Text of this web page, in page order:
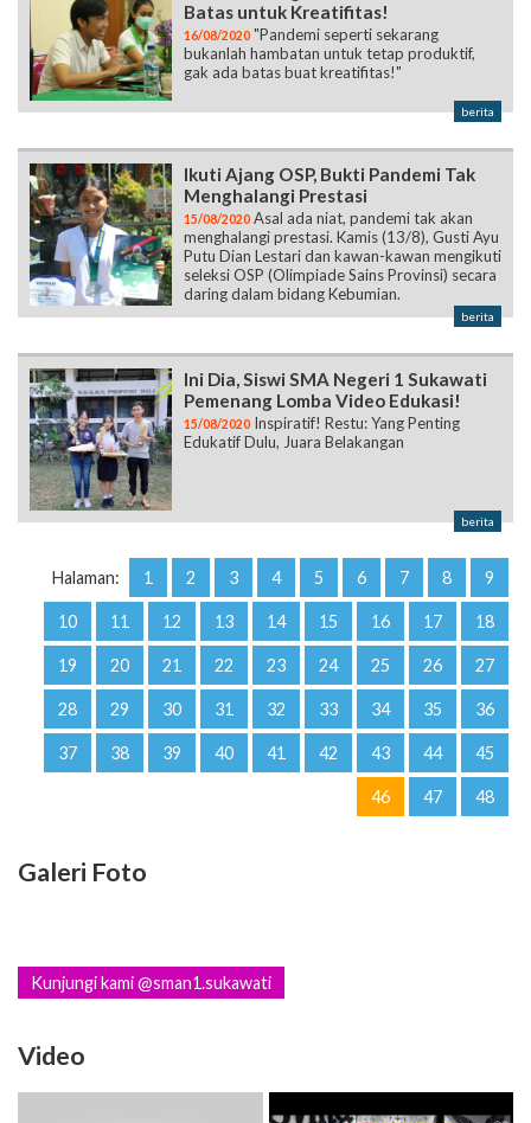
Batas untuk Kreatifitas!
16/08/2020 "Pandemi seperti sekarang
bukanlah hambatan untuk tetap produktif,
gak ada batas buat kreatifitas!"
berita
Ikuti Ajang OSP, Bukti Pandemi Tak
Menghalangi Prestasi
15/08/2020 Asal ada niat, pandemi tak akan
menghalangi prestasi. Kamis (13/8), Gusti Ayu
Putu Dian Lestari dan kawan-kawan mengikuti
seleksi OSP (Olimpiade Sains Provinsi) secara
daring dalam bidang Kebumian.
berita
Ini Dia, Siswi SMA Negeri 1 Sukawati
Pemenang Lomba Video Edukasi!
15/08/2020 Inspiratif! Restu: Yang Penting
Edukatif Dulu, Juara Belakangan
berita
Halaman: 1 2 3 4 5 6 7 8 9
10 11 12 13 14 15 16 17 18
19 20 21 22 23 24 25 26 27
28 29 30 31 32 33 34 35 36
37 38 39 40 41 42 43 44 45
46 47 48
Galeri Foto
Kunjungi kami @sman1.sukawati
Video